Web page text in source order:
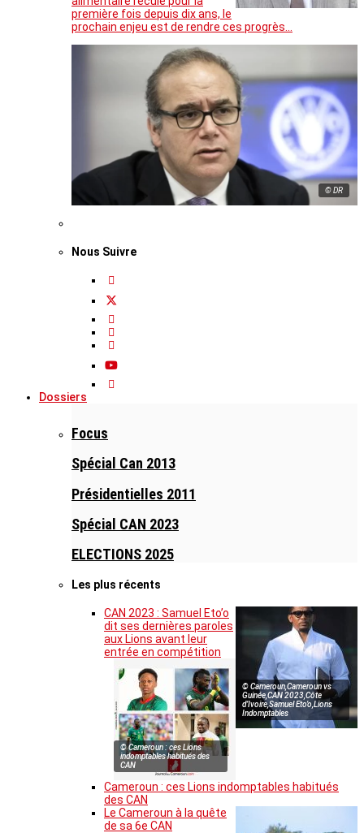
première fois depuis dix ans, le
prochain enjeu est de rendre ces progrès…
© DR
Nous Suivre
Dossiers
Focus
Spécial Can 2013
Présidentielles 2011
Spécial CAN 2023
ELECTIONS 2025
Les plus récents
© Cameroun,Cameroun vs
Guinée,CAN 2023,Côte
d’Ivoire,Samuel Eto’o,Lions
Indomptables
CAN 2023 : Samuel Eto’o
dit ses dernières paroles
aux Lions avant leur
entrée en compétition
© Cameroun : ces Lions
indomptables habitués des
CAN
Cameroun : ces Lions indomptables habitués
des CAN
Le Cameroun à la quête
de sa 6e CAN